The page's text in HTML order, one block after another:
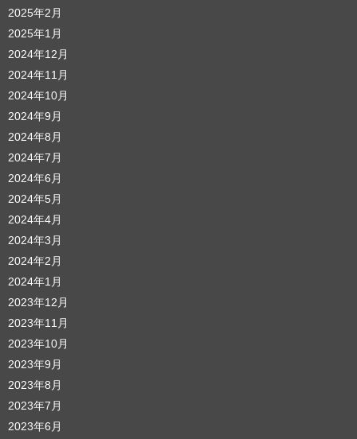
2025年2月
2025年1月
2024年12月
2024年11月
2024年10月
2024年9月
2024年8月
2024年7月
2024年6月
2024年5月
2024年4月
2024年3月
2024年2月
2024年1月
2023年12月
2023年11月
2023年10月
2023年9月
2023年8月
2023年7月
2023年6月